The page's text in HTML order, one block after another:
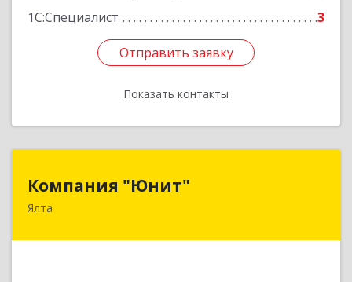
1С:Специалист
3
Отправить заявку
Показать контакты
Отправить заявку
Назад
Компания "Юнит"
Ялта
298600, Крым Респ, Ялта г, Васильева ул, дом №